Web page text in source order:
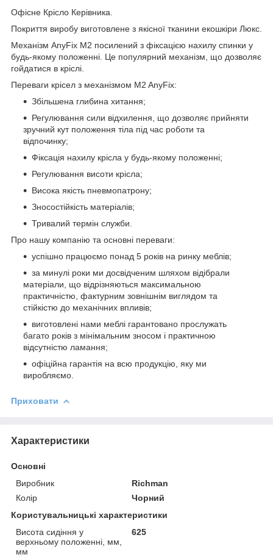
Офісне Крісло Керівника.
Покриття виробу виготовлене з якісної тканини екошкіри Люкс.
Механізм AnyFix М2 посилений з фіксацією нахилу спинки у
будь-якому положенні. Це популярний механізм, що дозволяє
гойдатися в кріслі.
Переваги крісел з механізмом M2 AnyFix:
Збільшена глибина хитання;
Регулювання сили відхилення, що дозволяє прийняти
зручний кут положення тіла під час роботи та
відпочинку;
Фіксація нахилу крісла у будь-якому положенні;
Регулювання висоти крісла;
Висока якість пневмопатрону;
Зносостійкість матеріалів;
Тривалий термін служби.
Про нашу компанію та основні переваги:
успішно працюємо понад 5 років на ринку меблів;
за минулі роки ми досвідченим шляхом відібрали
матеріали, що відрізняються максимальною
практичністю, фактурним зовнішнім виглядом та
стійкістю до механічних впливів;
виготовлені нами меблі гарантовано прослужать
багато років з мінімальним зносом і практичною
відсутністю ламання;
офіційна гарантія на всю продукцію, яку ми
виробляємо.
Приховати
Характеристики
Основні
Виробник
Richman
Колір
Чорний
Користувальницькі характеристики
Висота сидіння у
верхньому положенні, мм,
мм
625